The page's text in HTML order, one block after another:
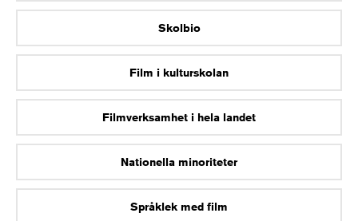
Skolbio
Film i kulturskolan
Filmverksamhet i hela landet
Nationella minoriteter
Språklek med film